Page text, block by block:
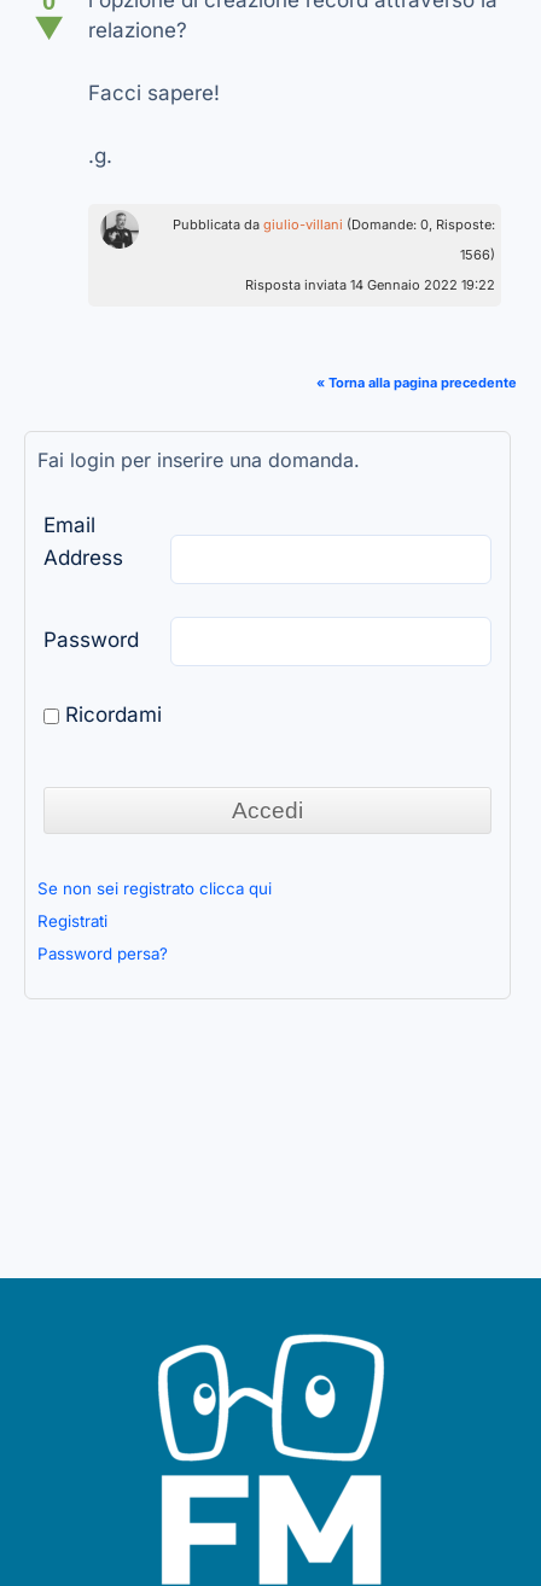
▼
relazione?
Facci sapere!
.g.
Pubblicata da giulio-villani (Domande: 0, Risposte:
1566)
Risposta inviata 14 Gennaio 2022 19:22
« Torna alla pagina precedente
Fai login per inserire una domanda.
Email
Address
Password
Ricordami
Se non sei registrato clicca qui
Registrati
Password persa?